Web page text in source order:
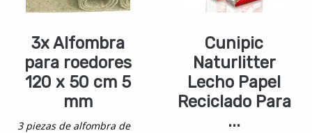
3x Alfombra
para roedores
120 x 50 cm 5
mm
3 piezas de alfombra de
Cunipic
Naturlitter
Lecho Papel
Reciclado Para
...